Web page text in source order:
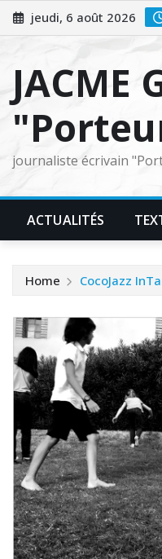
Skip
to
jeudi, 6 août 2026
JACME
journaliste écrivain
ACTUALITÉS
Home CocoJazz